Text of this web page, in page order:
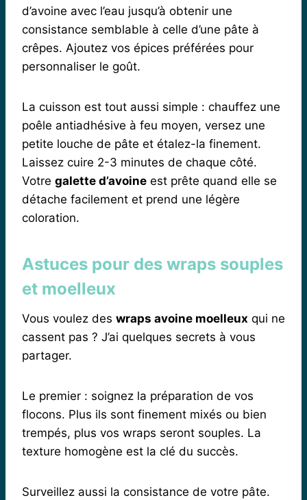
d’avoine avec l’eau jusqu’à obtenir une
consistance semblable à celle d’une pâte à
crêpes. Ajoutez vos épices préférées pour
personnaliser le goût.
La cuisson est tout aussi simple : chauffez une
poêle antiadhésive à feu moyen, versez une
petite louche de pâte et étalez-la finement.
Laissez cuire 2-3 minutes de chaque côté.
Votre galette d’avoine est prête quand elle se
détache facilement et prend une légère
coloration.
Astuces pour des wraps souples
et moelleux
Vous voulez des wraps avoine moelleux qui ne
cassent pas ? J’ai quelques secrets à vous
partager.
Le premier : soignez la préparation de vos
flocons. Plus ils sont finement mixés ou bien
trempés, plus vos wraps seront souples. La
texture homogène est la clé du succès.
Surveillez aussi la consistance de votre pâte.